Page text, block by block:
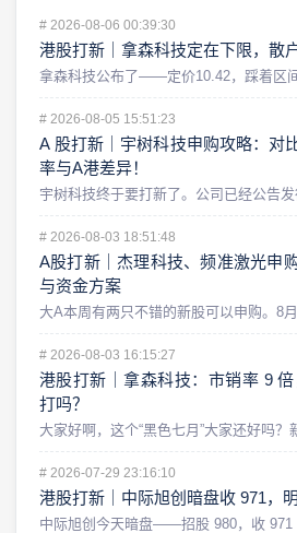
# 2026-08-06 00:39:30
港股打新｜拿森科技定在下限，散
拿森科技公布了——定价10.42，踩着区间
# 2026-08-05 15:51:23
A 股打新｜宇树科技申购攻略：对
率与A港差异！
宇树科技终于要打新了。公司已经公告发
# 2026-08-03 18:51:48
A股打新｜杰理科技、频准激光申
与资金方案
# 2026-08-03 16:15:27
港股打新｜拿森科技：市销率 9
打吗？
# 2026-07-29 23:16:10
港股打新｜中际旭创暗盘收 971，
中际旭创今天暗盘——招股 980，收 971